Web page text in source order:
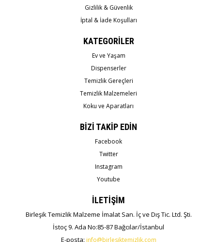
Gizlilik & Güvenlik
İptal & İade Koşulları
KATEGORİLER
Ev ve Yaşam
Dispenserler
Temizlik Gereçleri
Temizlik Malzemeleri
Koku ve Aparatları
BİZİ TAKİP EDİN
Facebook
Twitter
Instagram
Youtube
İLETİŞİM
Birleşik Temizlik Malzeme İmalat San. İç ve Dış Tic. Ltd. Şti.
İstoç 9. Ada No:85-87 Bağcılar/İstanbul
E-posta: info@birlesiktemizlik.com